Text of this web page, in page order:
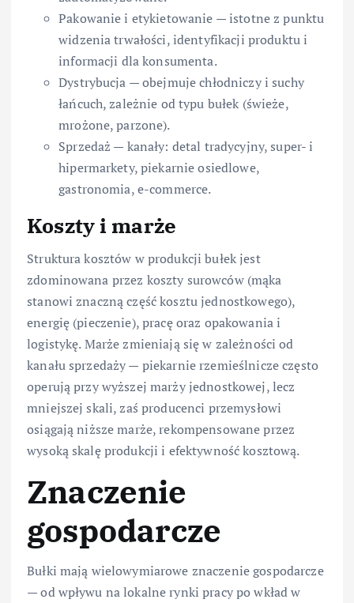
Pakowanie i etykietowanie — istotne z punktu
widzenia trwałości, identyfikacji produktu i
informacji dla konsumenta.
Dystrybucja — obejmuje chłodniczy i suchy
łańcuch, zależnie od typu bułek (świeże,
mrożone, parzone).
Sprzedaż — kanały: detal tradycyjny, super- i
hipermarkety, piekarnie osiedlowe,
gastronomia, e-commerce.
Koszty i marże
Struktura kosztów w produkcji bułek jest
zdominowana przez koszty surowców (mąka
stanowi znaczną część kosztu jednostkowego),
energię (pieczenie), pracę oraz opakowania i
logistykę. Marże zmieniają się w zależności od
kanału sprzedaży — piekarnie rzemieślnicze często
operują przy wyższej marży jednostkowej, lecz
mniejszej skali, zaś producenci przemysłowi
osiągają niższe marże, rekompensowane przez
wysoką skalę produkcji i efektywność kosztową.
Znaczenie
gospodarcze
Bułki mają wielowymiarowe znaczenie gospodarcze
— od wpływu na lokalne rynki pracy po wkład w